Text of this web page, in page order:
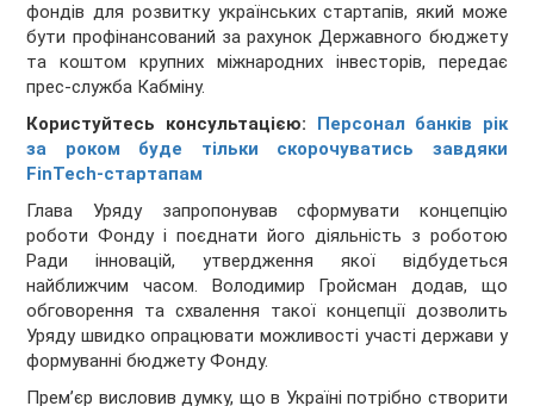
фондів для розвитку українських стартапів, який може
бути профінансований за рахунок Державного бюджету
та коштом крупних міжнародних інвесторів, передає
прес-служба Кабміну.
Користуйтесь консультацією: Персонал банків рік
за роком буде тільки скорочуватись завдяки
FinTech-стартапам
Глава Уряду запропонував сформувати концепцію
роботи Фонду і поєднати його діяльність з роботою
Ради інновацій, утвердження якої відбудеться
найближчим часом. Володимир Гройсман додав, що
обговорення та схвалення такої концепції дозволить
Уряду швидко опрацювати можливості участі держави у
формуванні бюджету Фонду.
Прем’єр висловив думку, що в Україні потрібно створити